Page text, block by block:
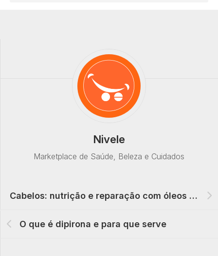
Nivele
Marketplace de Saúde, Beleza e Cuidados
Cabelos: nutrição e reparação com óleos finalizadores
O que é dipirona e para que serve